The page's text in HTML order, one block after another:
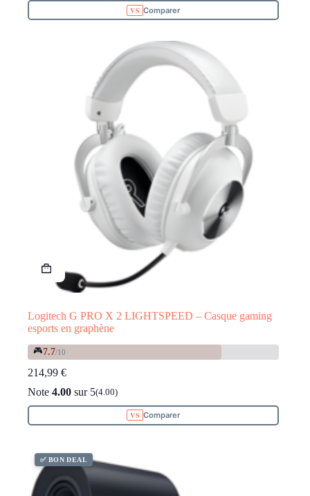
Comparer
Logitech G PRO X 2 LIGHTSPEED – Casque gaming
esports en graphène
🎮7.7/10
214,99 €
Note 4.00 sur 5(4.00)
Comparer
✅ BON DEAL